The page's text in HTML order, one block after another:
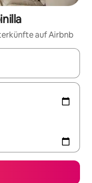
auf Airbnb
mit den